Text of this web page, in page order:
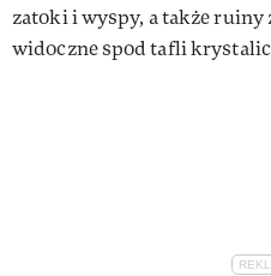
zatoki i wyspy, a także
widoczne spod tafli